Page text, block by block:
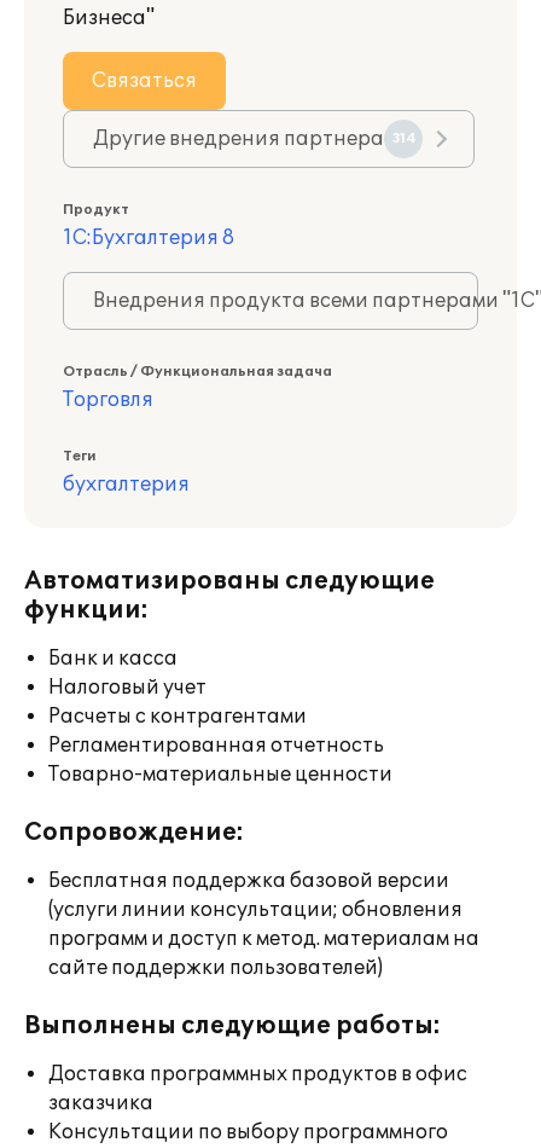
Бизнеса"
Связаться
Другие внедрения партнера 314
Продукт
1С:Бухгалтерия 8
Внедрения продукта всеми партнерами
Отрасль / Функциональная задача
Торговля
Теги
бухгалтерия
Автоматизированы следующие
функции:
Банк и касса
Налоговый учет
Расчеты с контрагентами
Регламентированная отчетность
Товарно-материальные ценности
Сопровождение:
Бесплатная поддержка базовой версии
(услуги линии консультации; обновления
программ и доступ к метод. материалам на
сайте поддержки пользователей)
Выполнены следующие работы:
Доставка программных продуктов в офис
заказчика
Консультации по выбору программного